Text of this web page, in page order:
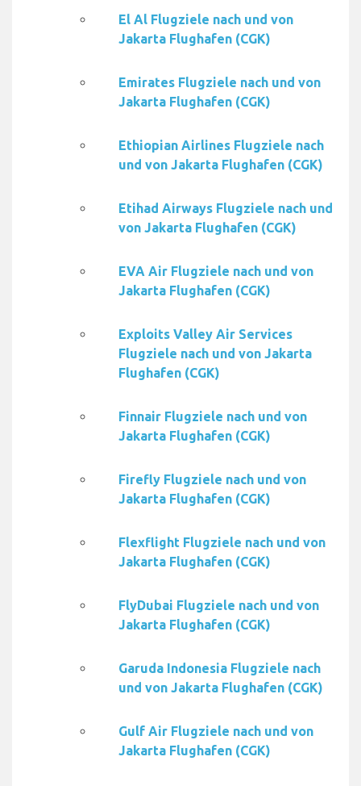
El Al Flugziele nach und von
Jakarta Flughafen (CGK)
Emirates Flugziele nach und von
Jakarta Flughafen (CGK)
Ethiopian Airlines Flugziele nach
und von Jakarta Flughafen (CGK)
Etihad Airways Flugziele nach und
von Jakarta Flughafen (CGK)
EVA Air Flugziele nach und von
Jakarta Flughafen (CGK)
Exploits Valley Air Services
Flugziele nach und von Jakarta
Flughafen (CGK)
Finnair Flugziele nach und von
Jakarta Flughafen (CGK)
Firefly Flugziele nach und von
Jakarta Flughafen (CGK)
Flexflight Flugziele nach und von
Jakarta Flughafen (CGK)
FlyDubai Flugziele nach und von
Jakarta Flughafen (CGK)
Garuda Indonesia Flugziele nach
und von Jakarta Flughafen (CGK)
Gulf Air Flugziele nach und von
Jakarta Flughafen (CGK)